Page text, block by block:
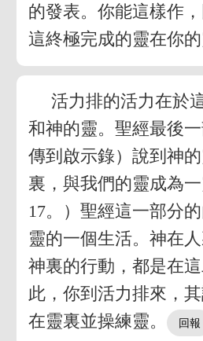
的發表。你能這樣作
這終極完成的靈在你的
活力排的活力在於
和神的靈。聖經最後
傳到啟示錄）說到神
裏，與我們的靈成為
17。）聖經這一部分
靈的一個生活。神在
神裏的行動，都是在
此，你到活力排來，
在靈裏並操練靈。